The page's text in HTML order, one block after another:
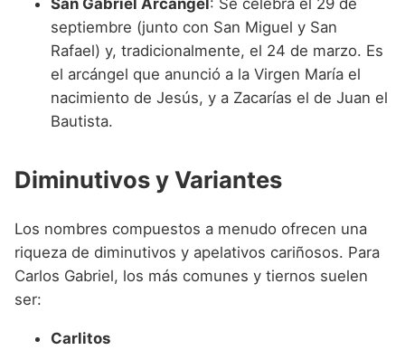
septiembre (junto con San Miguel y San
Rafael) y, tradicionalmente, el 24 de marzo. Es
el arcángel que anunció a la Virgen María el
nacimiento de Jesús, y a Zacarías el de Juan el
Bautista.
Diminutivos y Variantes
Los nombres compuestos a menudo ofrecen una
riqueza de diminutivos y apelativos cariñosos. Para
Carlos Gabriel, los más comunes y tiernos suelen
ser:
Carlitos